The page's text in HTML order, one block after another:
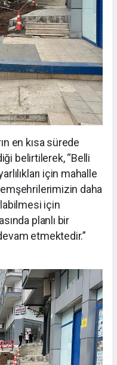
en kısa sürede
belirtilerek, “Belli
için mahalle
daha
için
planlı bir
etmektedir.”